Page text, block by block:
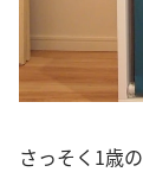
さっそく1歳